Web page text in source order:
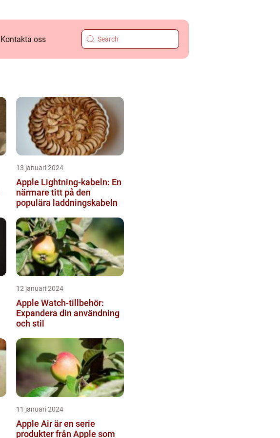
Kontakta oss
13 januari 2024
Apple Lightning-kabeln: En
närmare titt på den
populära laddningskabeln
12 januari 2024
Apple Watch-tillbehör:
Expandera din användning
och stil
11 januari 2024
Apple Air är en serie
produkter från Apple som